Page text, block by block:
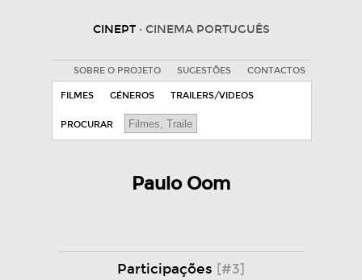
CINEPT · CINEMA PORTUGUÊS
SOBRE O PROJETO SUGESTÕES CONTACTOS
FILMES GÉNEROS TRAILERS/VIDEOS
PROCURAR
Paulo Oom
Participações [#3]